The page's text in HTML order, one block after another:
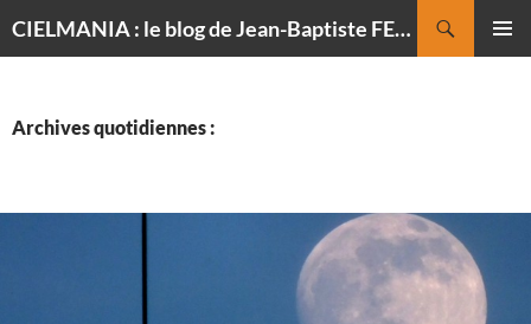
CIELMANIA : le blog de Jean-Baptiste FELDMANN, photographe du ciel
Archives quotidiennes :